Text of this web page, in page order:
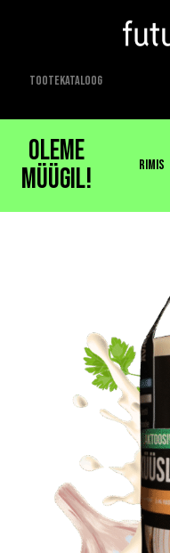
Tootekataloog
Oleme
müügil!
Rimis